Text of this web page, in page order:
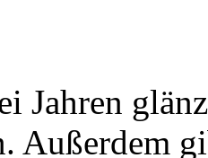
Jahren
Außerdem